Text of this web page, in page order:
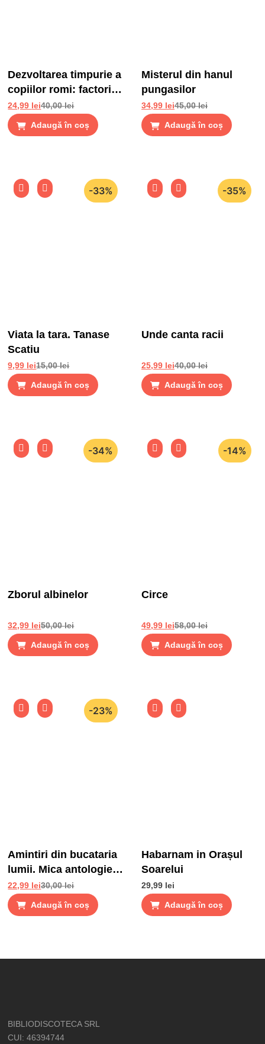
Dezvoltarea timpurie a
copiilor romi: factori
de risc si factori de
protectie
40,00lei
24,99 lei
Adaugă în coș
Misterul din hanul
pungasilor
45,00lei
34,99 lei
Adaugă în coș
-33%
Viata la tara. Tanase
Scatiu
15,00lei
9,99 lei
Adaugă în coș
-35%
Unde canta racii
40,00lei
25,99 lei
Adaugă în coș
-34%
Zborul albinelor
50,00lei
32,99 lei
Adaugă în coș
-14%
Circe
58,00lei
49,99 lei
Adaugă în coș
-23%
Amintiri din bucataria
lumii. Mica antologie
de gusturi, stari si
gustari
30,00lei
22,99 lei
Adaugă în coș
Habarnam in Orașul
Soarelui
29,99 lei
Adaugă în coș
BIBLIODISCOTECA SRL
CUI: 46394744